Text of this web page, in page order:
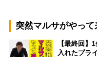
突然マルサがやって
【最終回】
入れたプラ